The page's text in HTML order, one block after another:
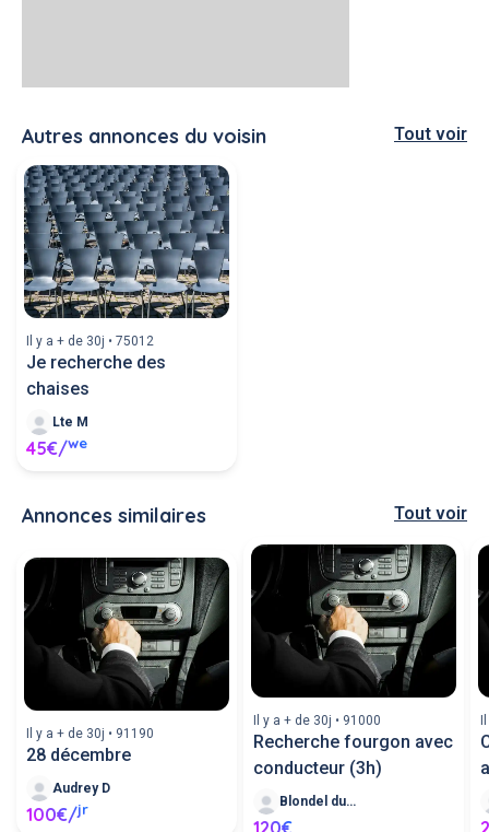
Autres annonces du voisin Tout voir
Il y a + de 30j • 75012
Je recherche des
chaises
Lte M
45€/we
Annonces similaires Tout voir
Il y a + de 30j • 91190
28 décembre
Audrey D
100€/jr
Il y a + de 30j • 91000
Recherche fourgon avec
conducteur (3h)
Blondel duvion T
120€
Il